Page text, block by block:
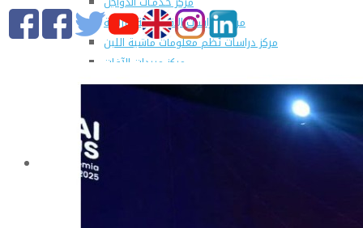
مركز الدراسات الإقتصادية الزراعية
مركز دراسات نُظم معلومات ماشية اللبن
مركز مبيدات الآفات
مطبعة كلية الزراعة
وحدة الهندسة الزراعية للدراسات والإستشارات الفنية
التسجيل في دورات مركز الحاسب الآلي بالكلية
التعليم والطلاب